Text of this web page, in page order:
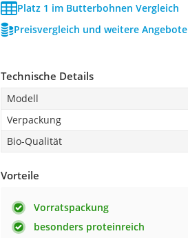
Platz 1 im Butterbohnen Vergleich
Preisvergleich und weitere Angebote
Technische Details
Modell
Verpackung
Bio-Qualität
Vorteile
Vorratspackung
besonders proteinreich